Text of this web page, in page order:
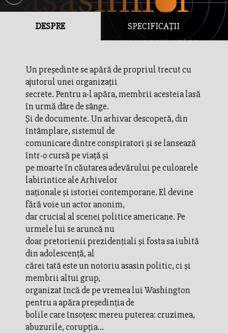
DESPRE SPECIFICAȚII
Un preşedinte se apără de propriul trecut cu
ajutorul unei organizaţii
secrete. Pentru a-l apăra, membrii acesteia lasă
în urmă dâre de sânge.
Şi de documente. Un arhivar descoperă, din
întâmplare, sistemul de
comunicare dintre conspiratori şi se lansează
într-o cursă pe viaţă şi
pe moarte în căutarea adevărului pe culoarele
labirintice ale Arhivelor
naţionale şi istoriei contemporane. El devine
fără voie un actor anonim,
dar crucial al scenei politice americane. Pe
urmele lui se aruncă nu
doar pretorienii prezidenţiali şi fosta sa iubită
din adolescenţă, al
cărei tată este un notoriu asasin politic, ci şi
membrii altui grup,
organizat încă de pe vremea lui Washington
pentru a apăra preşedinţia de
bolile care însoţesc mereu puterea: cruzimea,
abuzurile, corupţia...